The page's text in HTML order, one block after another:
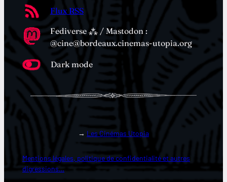
Flux RSS
Fediverse ⁂ / Mastodon :
@cine@bordeaux.cinemas-utopia.org
Dark mode
→ Les Cinémas Utopia
Mentions légales, politique de confidentialité et autres
digressions…